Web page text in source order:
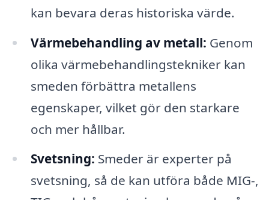
kan bevara deras historiska värde.
Värmebehandling av metall: Genom
olika värmebehandlingstekniker kan
smeden förbättra metallens
egenskaper, vilket gör den starkare
och mer hållbar.
Svetsning: Smeder är experter på
svetsning, så de kan utföra både MIG-,